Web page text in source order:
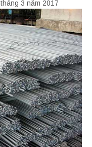
3 năm 2017